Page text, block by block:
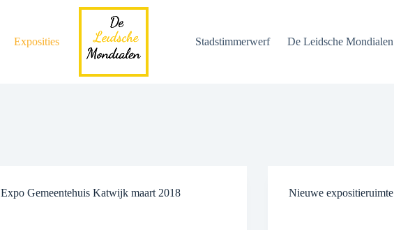
Exposities Stadstimmerwerf De Leidsche Mondialen
Expo Gemeentehuis Katwijk maart 2018 Nieuwe expositieruimte